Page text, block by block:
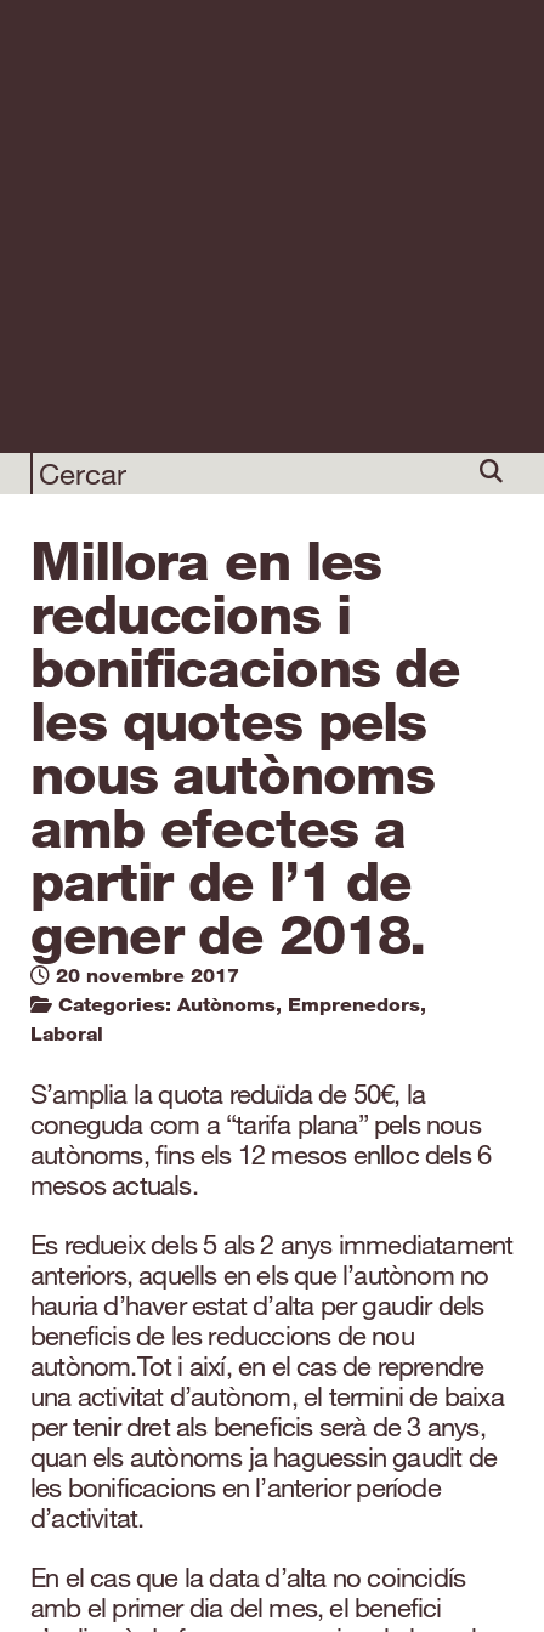
Millora en les
reduccions i
bonificacions de
les quotes pels
nous autònoms
amb efectes a
partir de l’1 de
gener de 2018.
20 novembre 2017
Categories: Autònoms, Emprenedors,
Laboral
S’amplia la quota reduïda de 50€, la
coneguda com a “tarifa plana” pels nous
autònoms, fins els 12 mesos enlloc dels 6
mesos actuals.
Es redueix dels 5 als 2 anys immediatament
anteriors, aquells en els que l’autònom no
hauria d’haver estat d’alta per gaudir dels
beneficis de les reduccions de nou
autònom.Tot i així, en el cas de reprendre
una activitat d’autònom, el termini de baixa
per tenir dret als beneficis serà de 3 anys,
quan els autònoms ja haguessin gaudit de
les bonificacions en l’anterior període
d’activitat.
En el cas que la data d’alta no coincidís
amb el primer dia del mes, el benefici